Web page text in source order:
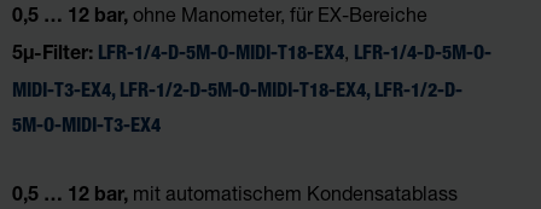
0,5 … 12 bar, ohne Manometer, für EX-Bereiche
5µ-Filter: LFR-1/4-D-5M-O-MIDI-T18-EX4, LFR-1/4-D-5M-O-
MIDI-T3-EX4, LFR-1/2-D-5M-O-MIDI-T18-EX4, LFR-1/2-D-
5M-O-MIDI-T3-EX4
0,5 … 12 bar, mit automatischem Kondensatablass